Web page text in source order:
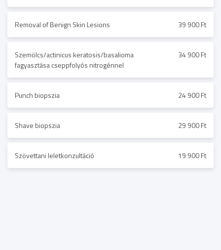
Removal of Benign Skin Lesions 39 900 Ft
Szemölcs/actinicus keratosis/basalioma
fagyasztása cseppfolyós nitrogénnel
34 900 Ft
Punch biopszia 24 900 Ft
Shave biopszia 29 900 Ft
Szövettani leletkonzultáció 19 900 Ft